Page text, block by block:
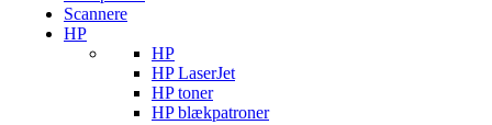
Scannere
HP
HP
HP LaserJet
HP toner
HP blækpatroner